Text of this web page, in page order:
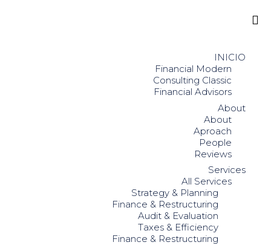
INICIO
Financial Modern
Consulting Classic
Financial Advisors
About
About
Aproach
People
Reviews
Services
All Services
Strategy & Planning
Finance & Restructuring
Audit & Evaluation
Taxes & Efficiency
Finance & Restructuring